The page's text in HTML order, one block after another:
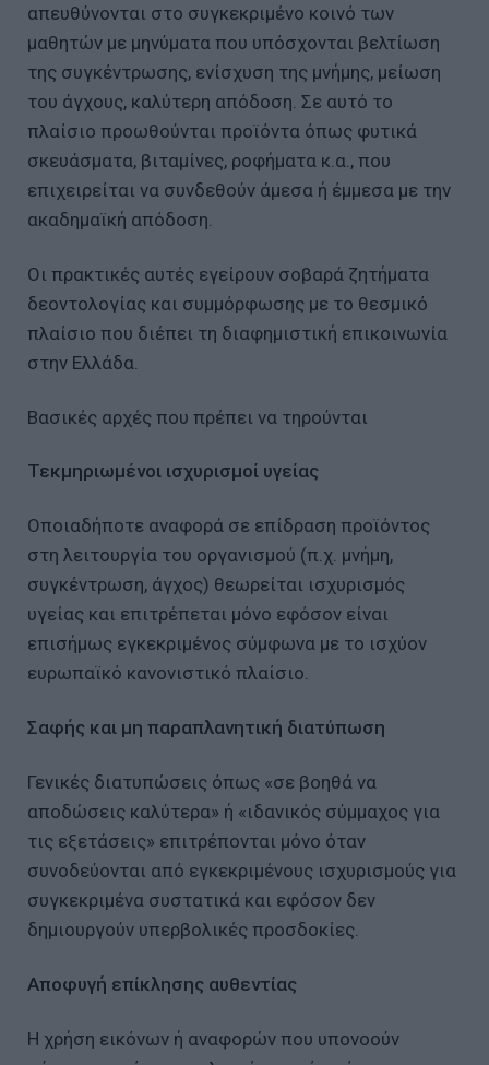
απευθύνονται στο συγκεκριμένο κοινό των
μαθητών με μηνύματα που υπόσχονται βελτίωση
της συγκέντρωσης, ενίσχυση της μνήμης, μείωση
του άγχους, καλύτερη απόδοση. Σε αυτό το
πλαίσιο προωθούνται προϊόντα όπως φυτικά
σκευάσματα, βιταμίνες, ροφήματα κ.α., που
επιχειρείται να συνδεθούν άμεσα ή έμμεσα με την
ακαδημαϊκή απόδοση.
Οι πρακτικές αυτές εγείρουν σοβαρά ζητήματα
δεοντολογίας και συμμόρφωσης με το θεσμικό
πλαίσιο που διέπει τη διαφημιστική επικοινωνία
στην Ελλάδα.
Βασικές αρχές που πρέπει να τηρούνται
Τεκμηριωμένοι ισχυρισμοί υγείας
Οποιαδήποτε αναφορά σε επίδραση προϊόντος
στη λειτουργία του οργανισμού (π.χ. μνήμη,
συγκέντρωση, άγχος) θεωρείται ισχυρισμός
υγείας και επιτρέπεται μόνο εφόσον είναι
επισήμως εγκεκριμένος σύμφωνα με το ισχύον
ευρωπαϊκό κανονιστικό πλαίσιο.
Σαφής και μη παραπλανητική διατύπωση
Γενικές διατυπώσεις όπως «σε βοηθά να
αποδώσεις καλύτερα» ή «ιδανικός σύμμαχος για
τις εξετάσεις» επιτρέπονται μόνο όταν
συνοδεύονται από εγκεκριμένους ισχυρισμούς για
συγκεκριμένα συστατικά και εφόσον δεν
δημιουργούν υπερβολικές προσδοκίες.
Αποφυγή επίκλησης αυθεντίας
Η χρήση εικόνων ή αναφορών που υπονοούν